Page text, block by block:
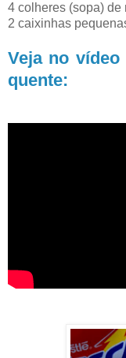
4 colheres (sopa) de
2 caixinhas
Veja no
quente: